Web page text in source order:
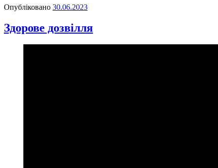
Опубліковано 30.06.2023
Здорове дозвілля